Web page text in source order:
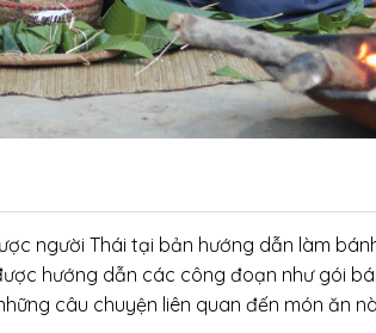
người Thái tại bản hướng dẫn làm
hướng dẫn các công đoạn như gói
câu chuyện liên quan đến món ăn